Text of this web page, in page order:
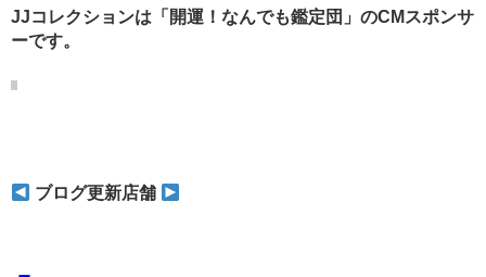
JJコレクションは「開運！なんでも鑑定団」のCMスポンサ
ーです。
ブログ更新店舗